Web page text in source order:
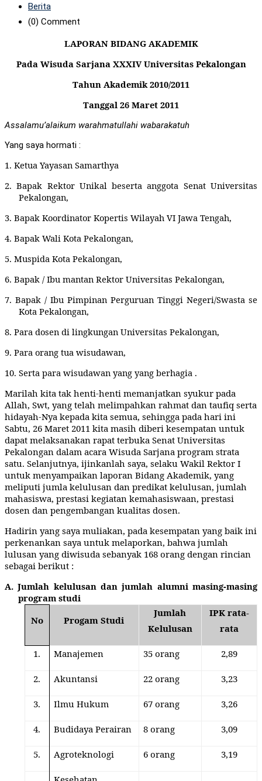
Berita
(0) Comment
LAPORAN BIDANG AKADEMIK
Pada Wisuda Sarjana XXXIV Universitas Pekalongan
Tahun Akademik 2010/2011
Tanggal 26 Maret 2011
Assalamu’alaikum warahmatullahi wabarakatuh
Yang saya hormati :
1. Ketua Yayasan Samarthya
2. Bapak Rektor Unikal beserta anggota Senat Universitas
Pekalongan,
3. Bapak Koordinator Kopertis Wilayah VI Jawa Tengah,
4. Bapak Wali Kota Pekalongan,
5. Muspida Kota Pekalongan,
6. Bapak / Ibu mantan Rektor Universitas Pekalongan,
7. Bapak / Ibu Pimpinan Perguruan Tinggi Negeri/Swasta se
Kota Pekalongan,
8. Para dosen di lingkungan Universitas Pekalongan,
9. Para orang tua wisudawan,
10. Serta para wisudawan yang yang berhagia .
Marilah kita tak henti-henti memanjatkan syukur pada
Allah, Swt, yang telah melimpahkan rahmat dan taufiq serta
hidayah-Nya kepada kita semua, sehingga pada hari ini
Sabtu, 26 Maret 2011 kita masih diberi kesempatan untuk
dapat melaksanakan rapat terbuka Senat Universitas
Pekalongan dalam acara Wisuda Sarjana program strata
satu. Selanjutnya, ijinkanlah saya, selaku Wakil Rektor I
untuk menyampaikan laporan Bidang Akademik, yang
meliputi jumla kelulusan dan predikat kelulusan, jumlah
mahasiswa, prestasi kegiatan kemahasiswaan, prestasi
dosen dan pengembangan kualitas dosen.
Hadirin yang saya muliakan, pada kesempatan yang baik ini
perkenankan saya untuk melaporkan, bahwa jumlah
lulusan yang diwisuda sebanyak 168 orang dengan rincian
sebagai berikut :
A. Jumlah kelulusan dan jumlah alumni masing-masing
program studi
No
Progam Studi
Jumlah
Kelulusan
IPK rata-
rata
1. Manajemen 35 orang 2,89
2. Akuntansi 22 orang 3,23
3. Ilmu Hukum 67 orang 3,26
4. Budidaya Perairan 8 orang 3,09
5. Agroteknologi 6 orang 3,19